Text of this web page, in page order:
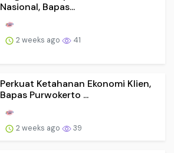
Nasional, Bapas...
2 weeks ago 41
Perkuat Ketahanan Ekonomi Klien,
Bapas Purwokerto ...
2 weeks ago 39